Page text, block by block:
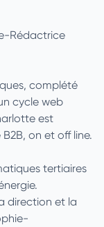
Rédactrice
complété
cycle web
est
on et off line.
tertiaires
direction et la